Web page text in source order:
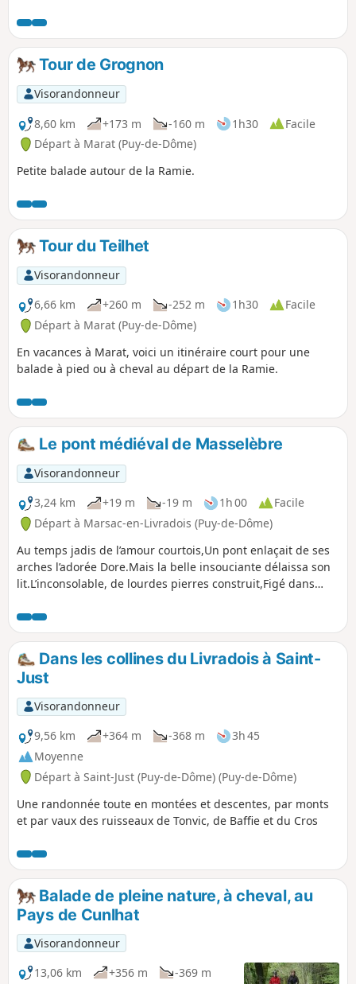
Tour de Grognon
Visorandonneur
8,60 km
+173 m -160 m 1h30
Facile
Départ à Marat (Puy-de-Dôme)
Petite balade autour de la Ramie.
Tour du Teilhet
Visorandonneur
6,66 km
+260 m -252 m 1h30
Facile
Départ à Marat (Puy-de-Dôme)
En vacances à Marat, voici un itinéraire court pour une
balade à pied ou à cheval au départ de la Ramie.
Le pont médiéval de Masselèbre
Visorandonneur
3,24 km
+19 m -19 m 1h 00
Facile
Départ à Marsac-en-Livradois (Puy-de-Dôme)
Au temps jadis de l’amour courtois,Un pont enlaçait de ses
arches l’adorée Dore.Mais la belle insouciante délaissa son
lit.L’inconsolable, de lourdes pierres construit,Figé dans
joyeuses, miroitantes,Si proches et tellement inaccessibles
Dans les collines du Livradois à Saint-
Just
Visorandonneur
9,56 km
+364 m -368 m
3h 45
Moyenne
Départ à Saint-Just (Puy-de-Dôme) (Puy-de-Dôme)
Une randonnée toute en montées et descentes, par monts
et par vaux des ruisseaux de Tonvic, de Baffie et du Cros
Balade de pleine nature, à cheval, au
Pays de Cunlhat
Visorandonneur
13,06 km
+356 m
-369 m